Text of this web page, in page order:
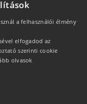
le!
a felhasználói élmény
elfogadod az
szerinti cookie
olvasok